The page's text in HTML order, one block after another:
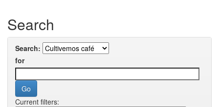
Search
Search:
for
Current filters: